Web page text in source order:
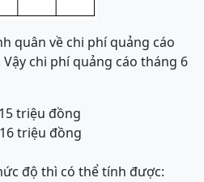
quân về chi phí quảng cáo
Vậy chi phí quảng cáo tháng 6
triệu đồng
triệu đồng
độ thì có thể tính được: